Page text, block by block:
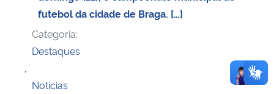
futebol da cidade de Braga. […]
Categoria:
Destaques
,
Notícias